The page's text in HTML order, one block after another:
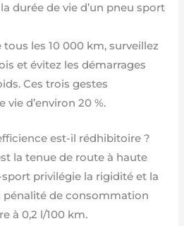
durée de vie d’un pneu sport
les 10 000 km, surveillez
et évitez les démarrages
Ces trois gestes
d’environ 20 %.
est-il rédhibitoire ?
la tenue de route à haute
privilégie la rigidité et la
pénalité de consommation
à 0,2 l/100 km.